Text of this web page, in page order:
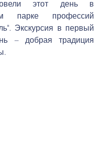
этот день в
парке профессий
Экскурсия в первый
– добрая традиция